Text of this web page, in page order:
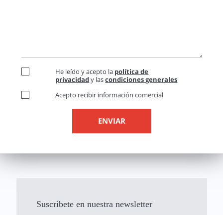
He leído y acepto la política de
privacidady lascondiciones generales
Acepto recibir información comercial
Suscríbete en nuestra newsletter